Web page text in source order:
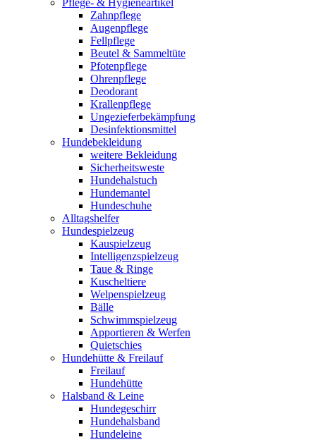
Pflege- & Hygieneartikel
Zahnpflege
Augenpflege
Fellpflege
Beutel & Sammeltüte
Pfotenpflege
Ohrenpflege
Deodorant
Krallenpflege
Ungezieferbekämpfung
Desinfektionsmittel
Hundebekleidung
weitere Bekleidung
Sicherheitsweste
Hundehalstuch
Hundemantel
Hundeschuhe
Alltagshelfer
Hundespielzeug
Kauspielzeug
Intelligenzspielzeug
Taue & Ringe
Kuscheltiere
Welpenspielzeug
Bälle
Schwimmspielzeug
Apportieren & Werfen
Quietschies
Hundehütte & Freilauf
Freilauf
Hundehütte
Halsband & Leine
Hundegeschirr
Hundehalsband
Hundeleine